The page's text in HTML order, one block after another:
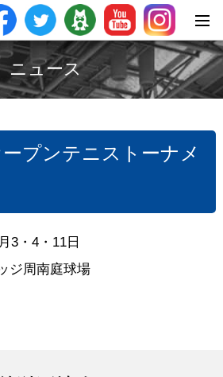
ニュース
プンテニストーナメ
3・4・11日
ジ周南庭球場